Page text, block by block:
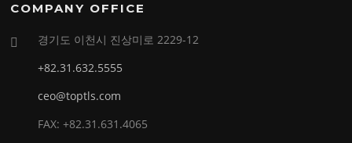
COMPANY OFFICE
경기도 이천시 진상미로 2229-12
+82.31.632.5555
ceo@toptls.com
FAX: +82.31.631.4065